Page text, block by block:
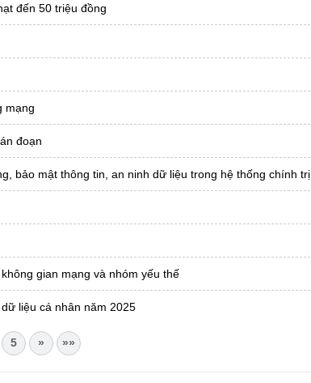
đến 50 triệu đồng
mạng
đoạn
bảo mật thông tin, an ninh dữ liệu trong hệ thống chính trị
gian mạng và nhóm yếu thế
liệu cá nhân năm 2025
5 » »»